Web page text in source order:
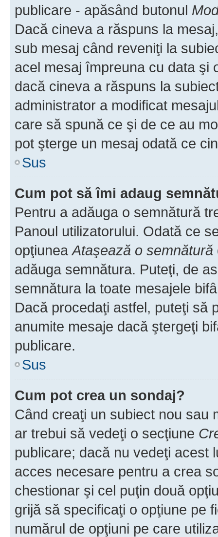
publicare - apăsând butonul
Dacă cineva a răspuns la
sub mesaj când reveniţi la
acel mesaj împreuna cu data şi
dacă cineva a răspuns la
administrator a modificat
care să spună ce şi de ce au
pot şterge un mesaj odată ce
Sus
Cum pot să îmi adaug
Pentru a adăuga o semnătură
Panoul utilizatorului. Odată ce
opţiuneaAtaşează o semnătură
adăuga semnătura. Puteţi, de
semnătura la toate mesajele
Dacă procedaţi astfel, puteţi să
anumite mesaje dacă ştergeţi
publicare.
Sus
Cum pot crea un sondaj?
Când creaţi un subiect nou sau
ar trebui să vedeţi o secţiune
publicare; dacă nu vedeţi acest
acces necesare pentru a crea
chestionar şi cel puţin două
grijă să specificaţi o opţiune pe
numărul de opţiuni pe care